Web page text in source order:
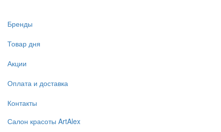
Бренды
Товар дня
Акции
Оплата и доставка
Контакты
Салон красоты ArtAlex